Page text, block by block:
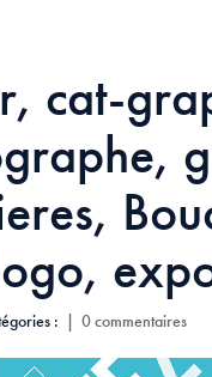
cat-
: | 0 commentaires